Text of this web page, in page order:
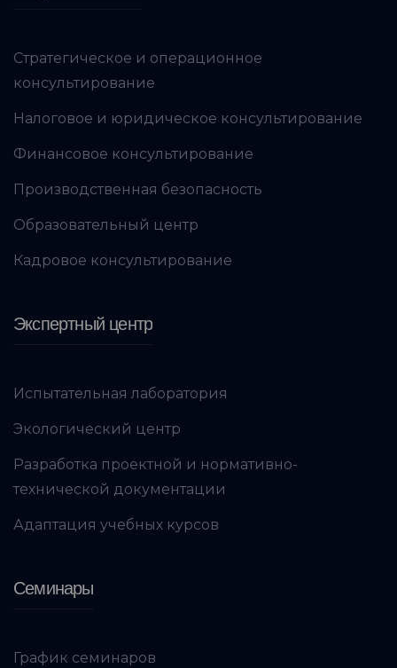
Стратегическое и операционное
консультирование
Налоговое и юридическое консультирование
Финансовое консультирование
Производственная безопасность
Образовательный центр
Кадровое консультирование
Экспертный центр
Испытательная лаборатория
Экологический центр
Разработка проектной и нормативно-
технической документации
Адаптация учебных курсов
Семинары
График семинаров